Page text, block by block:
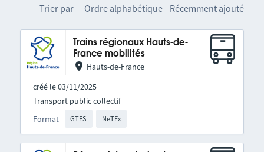
Trier par Ordre alphabétique Récemment ajouté
Trains régionaux Hauts-de-
France mobilités
Hauts-de-France
créé le 03/11/2025
Format GTFS NeTEx
Transport public collectif